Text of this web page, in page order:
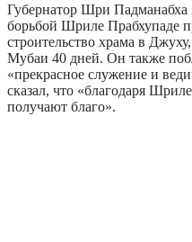
Губернатор Шри Падманабха
борьбой Шриле Прабхупаде
строительство храма в
Мубаи 40 дней. Он также
«прекрасное служение и
сказал, что «благодаря
получают благо».